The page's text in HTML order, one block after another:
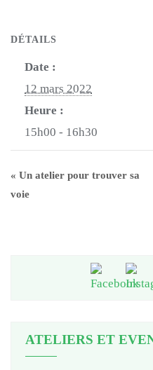
DÉTAILS
Date :
12 mars 2022
Heure :
15h00 - 16h30
« Un atelier pour trouver sa
voie
ATELIERS ET